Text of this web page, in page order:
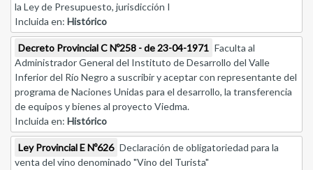
la Ley de Presupuesto, jurisdicción I
Incluida en: Histórico
Decreto Provincial C Nº258 - de 23-04-1971 Faculta al
Administrador General del Instituto de Desarrollo del Valle
Inferior del Río Negro a suscribir y aceptar con representante del
programa de Naciones Unidas para el desarrollo, la transferencia
de equipos y bienes al proyecto Viedma.
Incluida en: Histórico
Ley Provincial E Nº626 Declaración de obligatoriedad para la
venta del vino denominado "Vino del Turista"